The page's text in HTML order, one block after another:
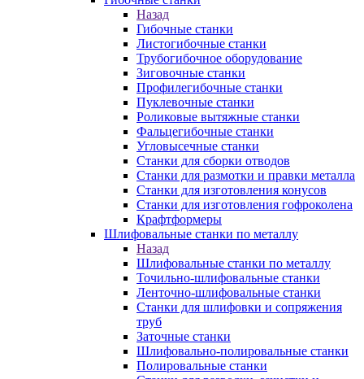
Назад
Гибочные станки
Листогибочные станки
Трубогибочное оборудование
Зиговочные станки
Профилегибочные станки
Пуклевочные станки
Роликовые вытяжные станки
Фальцегибочные станки
Угловысечные станки
Станки для сборки отводов
Станки для размотки и правки металла
Станки для изготовления конусов
Станки для изготовления гофроколена
Крафтформеры
Шлифовальные станки по металлу
Назад
Шлифовальные станки по металлу
Точильно-шлифовальные станки
Ленточно-шлифовальные станки
Станки для шлифовки и сопряжения
труб
Заточные станки
Шлифовально-полировальные станки
Полировальные станки